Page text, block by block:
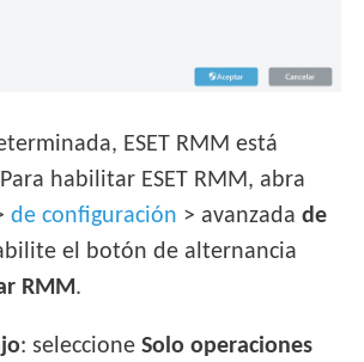
ESET RMM está
habilitar ESET RMM, abra
de configuración > avanzadade
el botón de alternancia
RMM .
: seleccioneSolo operaciones